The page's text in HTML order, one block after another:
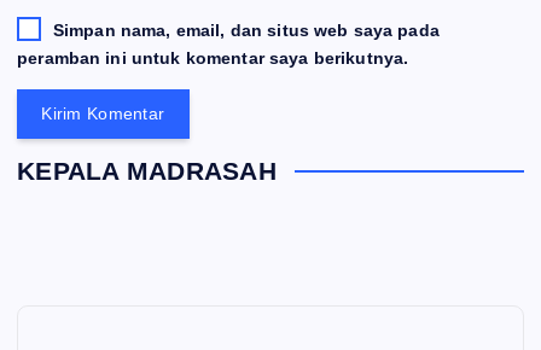
Simpan nama, email, dan situs web saya pada
peramban ini untuk komentar saya berikutnya.
KEPALA MADRASAH